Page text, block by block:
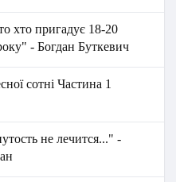
хто пригадує 18-20
- Богдан Буткевич
сотні Частина 1
не лечится..." -